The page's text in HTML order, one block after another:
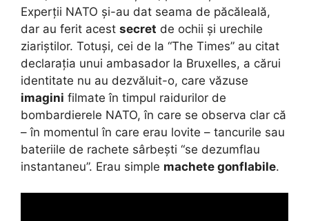
Experții NATO și-au dat seama de păcăleală,
dar au ferit acest secret de ochii și urechile
ziariștilor. Totuși, cei de la “The Times” au citat
declarația unui ambasador la Bruxelles, a cărui
identitate nu au dezvăluit-o, care văzuse
imagini filmate în timpul raidurilor de
bombardierele NATO, în care se observa clar că
– în momentul în care erau lovite – tancurile sau
bateriile de rachete sârbești “se dezumflau
instantaneu”. Erau simple machete gonflabile.